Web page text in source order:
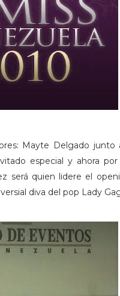
Mayte Delgado junto
especial y ahora
será quien lidere el
diva del pop Lady